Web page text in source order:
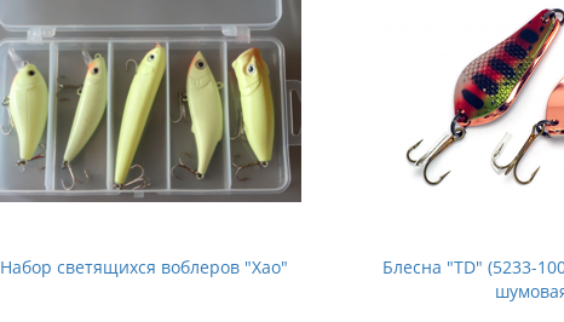
Набор светящихся воблеров "Хао"
Блесна "TD" (5233-